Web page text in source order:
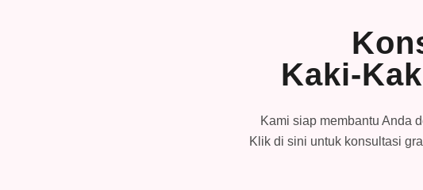
Kaki-
Kami siap membantu Anda
Klik di sini untuk konsultasi